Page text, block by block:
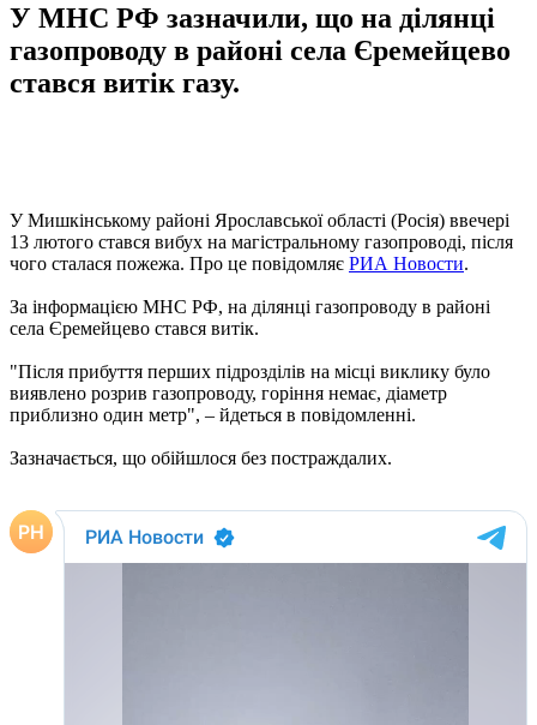
У МНС РФ зазначили, що на ділянці
газопроводу в районі села Єремейцево
стався витік газу.
У Мишкінському районі Ярославської області (Росія) ввечері
13 лютого стався вибух на магістральному газопроводі, після
чого сталася пожежа. Про це повідомляє РИА Новости.
За інформацією МНС РФ, на ділянці газопроводу в районі
села Єремейцево стався витік.
"Після прибуття перших підрозділів на місці виклику було
виявлено розрив газопроводу, горіння немає, діаметр
приблизно один метр", – йдеться в повідомленні.
Зазначається, що обійшлося без постраждалих.